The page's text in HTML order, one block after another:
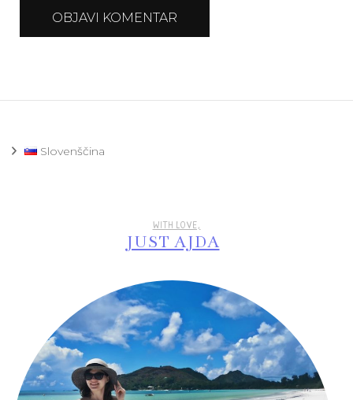
Slovenščina
WITH LOVE,
JUST AJDA